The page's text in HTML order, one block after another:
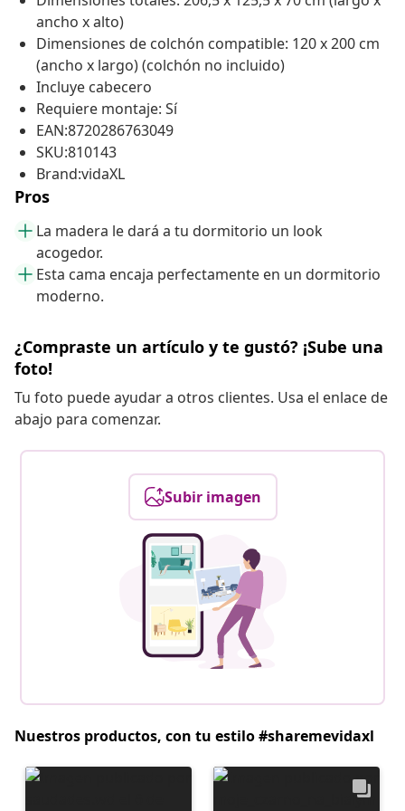
ancho x alto)
Dimensiones de colchón compatible: 120 x 200 cm
(ancho x largo) (colchón no incluido)
Incluye cabecero
Requiere montaje: Sí
EAN:8720286763049
SKU:810143
Brand:vidaXL
Pros
La madera le dará a tu dormitorio un look
acogedor.
Esta cama encaja perfectamente en un dormitorio
moderno.
¿Compraste un artículo y te gustó? ¡Sube una
foto!
Tu foto puede ayudar a otros clientes. Usa el enlace de
abajo para comenzar.
Subir imagen
Nuestros productos, con tu estilo #sharemevidaxl